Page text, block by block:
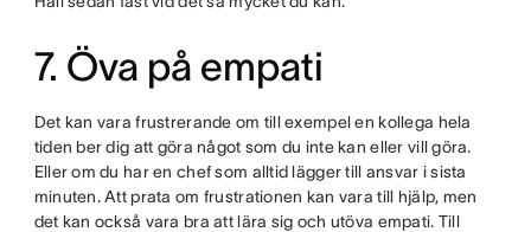
7. Öva på empati
Det kan vara frustrerande om till exempel en kollega hela
tiden ber dig att göra något som du inte kan eller vill göra.
Eller om du har en chef som alltid lägger till ansvar i sista
minuten. Att prata om frustrationen kan vara till hjälp, men
det kan också vara bra att lära sig och utöva empati. Till